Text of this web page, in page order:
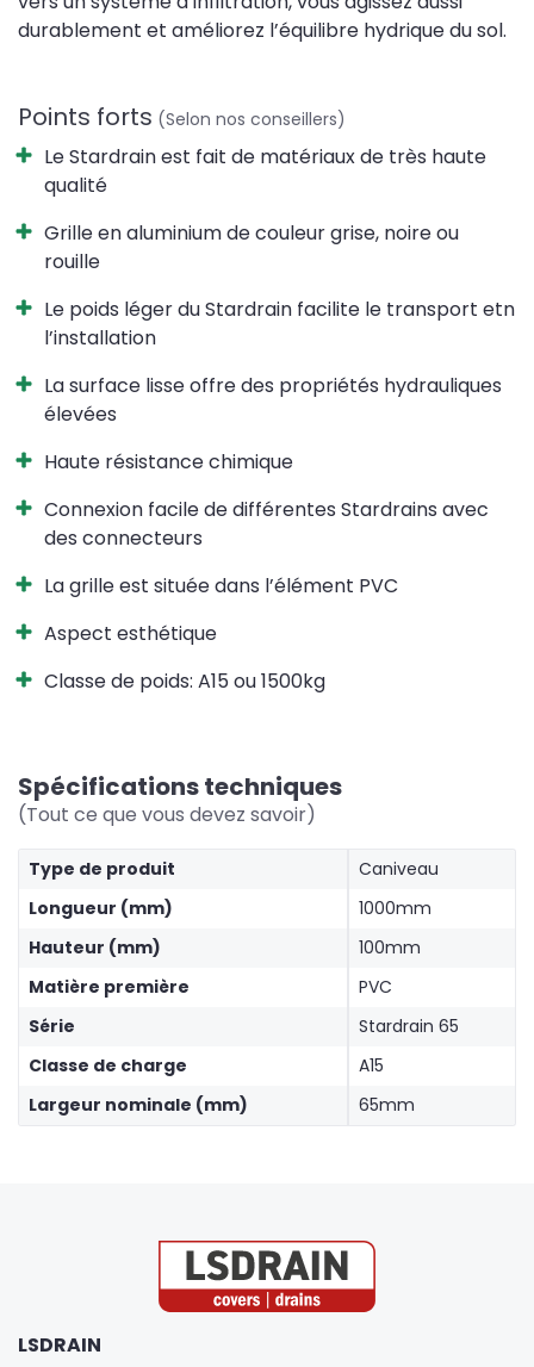
durablement et améliorez l’équilibre hydrique du sol.
Points forts (Selon nos conseillers)
Le Stardrain est fait de matériaux de très haute
qualité
Grille en aluminium de couleur grise, noire ou
rouille
Le poids léger du Stardrain facilite le transport etn
l’installation
La surface lisse offre des propriétés hydrauliques
élevées
Haute résistance chimique
Connexion facile de différentes Stardrains avec
des connecteurs
La grille est située dans l’élément PVC
Aspect esthétique
Classe de poids: A15 ou 1500kg
Spécifications techniques
(Tout ce que vous devez savoir)
Type de produit
Caniveau
Longueur (mm)
1000mm
Hauteur (mm)
100mm
Matière première
PVC
Série
Stardrain 65
Classe de charge
A15
Largeur nominale (mm)
65mm
LSDRAIN